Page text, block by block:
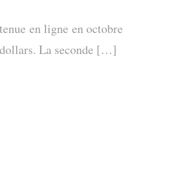
en ligne en octobre
. La seconde […]